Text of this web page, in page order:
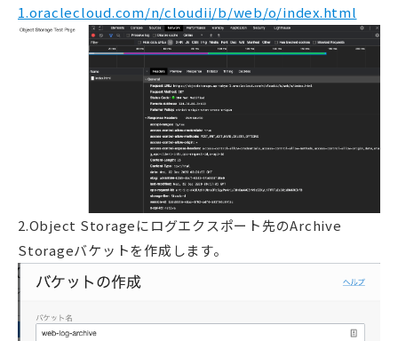
1.oraclecloud.com/n/cloudii/b/web/o/index.html
2.Object Storageにログエクスポート先のArchive
Storageバケットを作成します。